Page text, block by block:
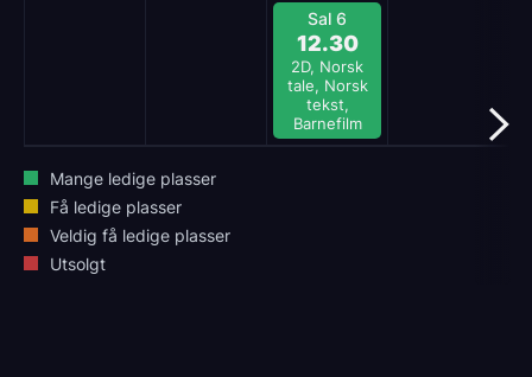
Sal 6
12.30
2D, Norsk
tale, Norsk
tekst,
Barnefilm
Mange ledige plasser
Få ledige plasser
Veldig få ledige plasser
Utsolgt